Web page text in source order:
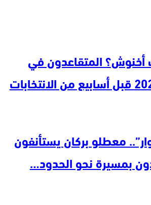
المتقاعدون في
معطلو بركان يستأنفون
بمسيرة نحو الحدود…